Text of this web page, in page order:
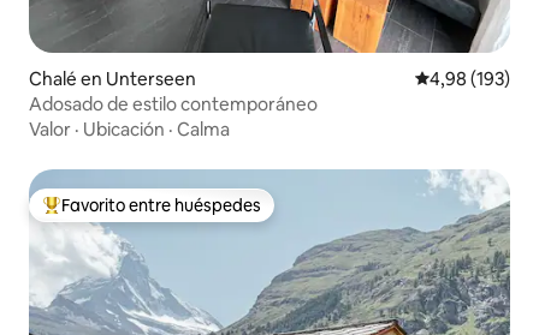
Chalé en Unterseen Calificación
4,98 (193)
Adosado de estilo contemporáneo
Valor · Ubicación · Calma
Favorito entre los huéspedes más destacados
Favorito entre huéspedes